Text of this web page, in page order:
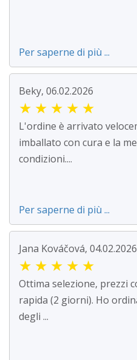
Per saperne di più ...
Beky, 06.02.2026
★ ★ ★ ★ ★
L'ordine è arrivato
imballato con cura e la
condizioni....
Per saperne di più ...
Jana Kováčová, 04.02.2026
★ ★ ★ ★ ★
Ottima selezione, prezzi
rapida (2 giorni). Ho
degli ...